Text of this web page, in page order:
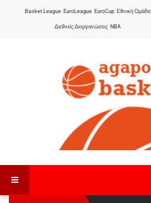
Basket League EuroLeague EuroCup Εθνική Ομάδα
Διεθνείς Διοργανώσεις NBA